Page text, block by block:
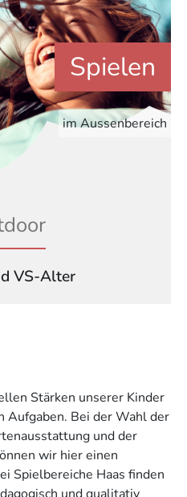
Spielen
im Aussenbereich
VS-Alter
Stärken unserer Kinder
Aufgaben. Bei der Wahl der
und der
wir hier einen
Spielbereiche Haas finden